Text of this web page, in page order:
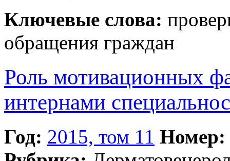
Ключевые слова:
обращения граждан
Роль мотивационных
интернами
Год: 2015, том 11 Номер: